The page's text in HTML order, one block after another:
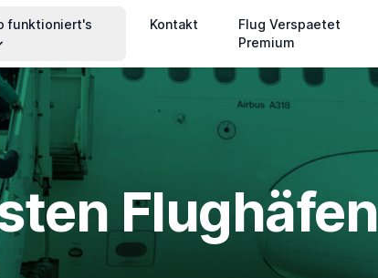
funktioniert's Kontakt
Flug Verspaetet
Premium
Flughäfen